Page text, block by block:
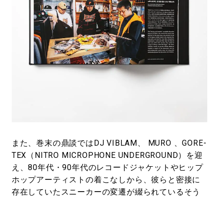
また、巻末の鼎談ではDJ VIBLAM、 MURO 、GORE-
TEX（NITRO MICROPHONE UNDERGROUND）を迎
え、80年代・90年代のレコードジャケットやヒップ
ホップアーティストの着こなしから、彼らと密接に
存在していたスニーカーの変遷が綴られているそう